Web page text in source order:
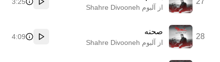
از آلبوم Shahre Divooneh پخش
28
صحنه
از آلبوم Shahre Divooneh پخش
4:09